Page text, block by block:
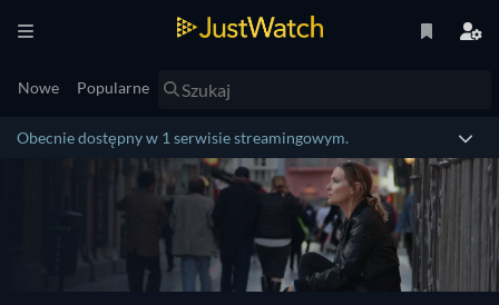
Nowe Popularne
Obecnie dostępny w 1 serwisie streamingowym.